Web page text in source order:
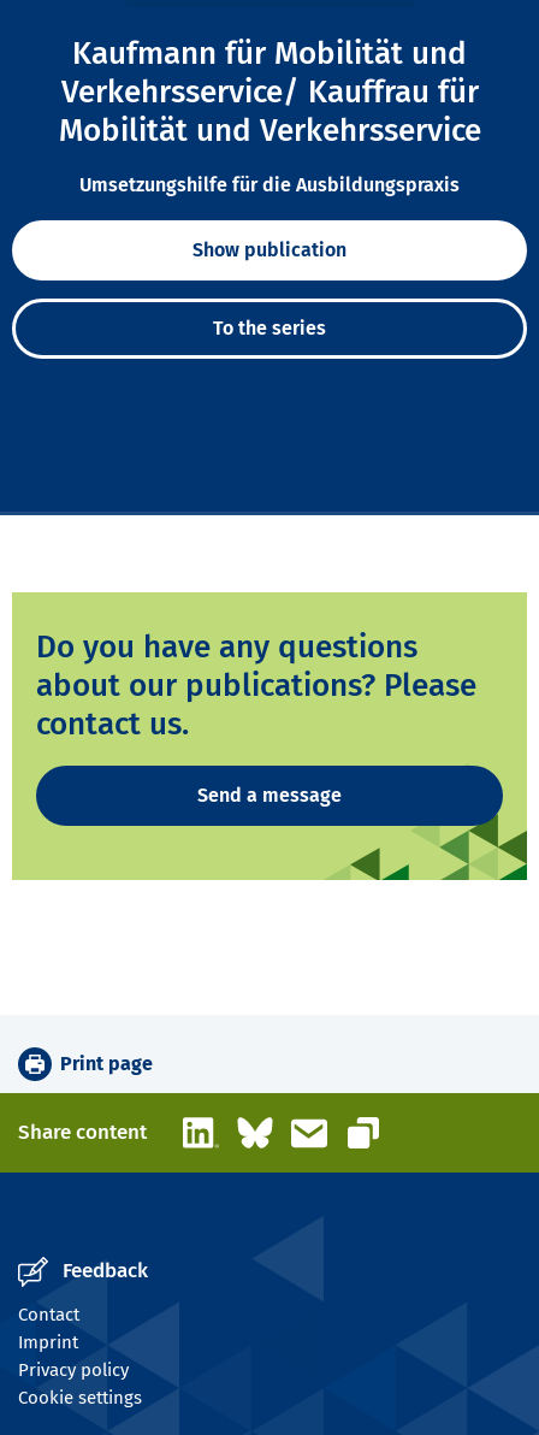
Kaufmann für Mobilität und
Verkehrsservice/ Kauffrau für
Mobilität und Verkehrsservice
Umsetzungshilfe für die Ausbildungspraxis
Show publication
To the series
Do you have any questions
about our publications? Please
contact us.
Send a message
Print page
Share content LinkedInBlueskyEmail
Copy link
Feedback
Contact
Imprint
Privacy policy
Cookie settings